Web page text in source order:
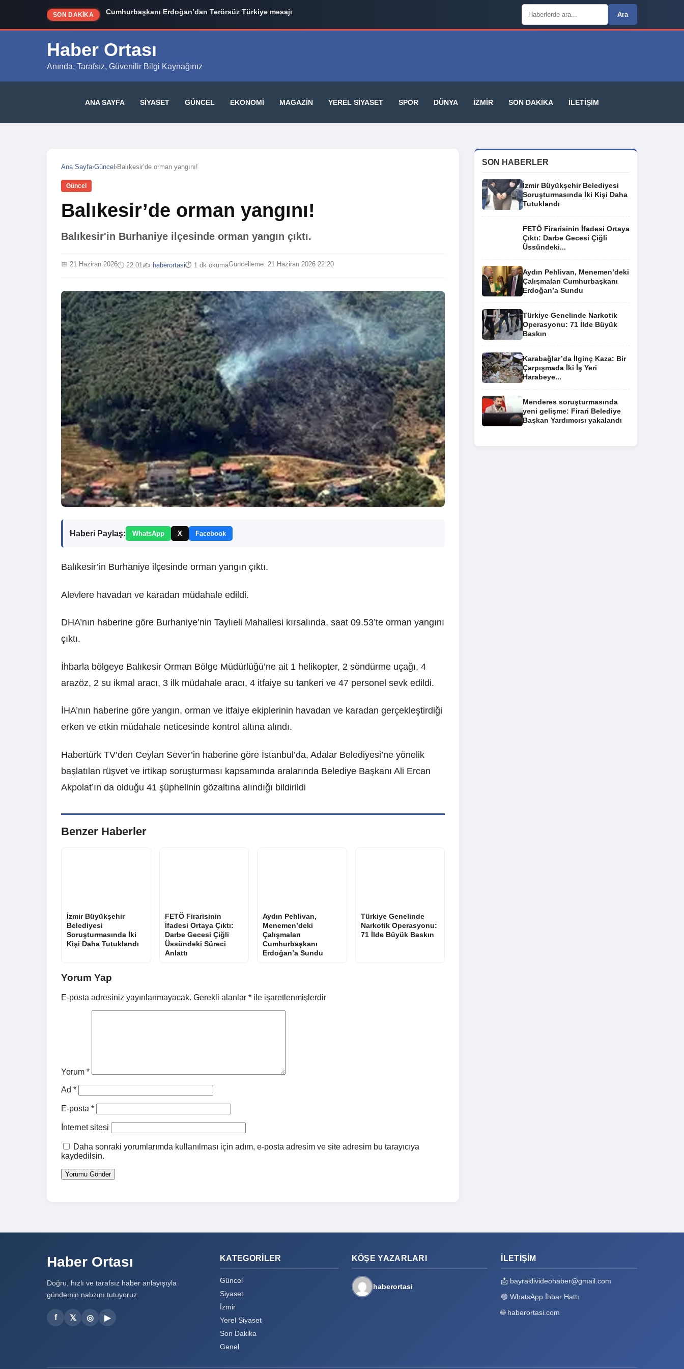
SON DAKİKA Cumhurbaşkanı Erdoğan’dan Terörsüz Türkiye mesajı Arama:
Ara
Haber Ortası
Anında, Tarafsız, Güvenilir Bilgi Kaynağınız
ANA SAYFA SIYASET GÜNCEL EKONOMI MAGAZIN YEREL SIYASET SPOR DÜNYA İZMIR SON DAKIKA İLETIŞIM
Ana Sayfa›Güncel ›Balıkesir’de orman yangını!
Güncel
Balıkesir’de orman yangını!
Balıkesir'in Burhaniye ilçesinde orman yangın çıktı.
📅 21 Haziran 2026🕒 22:01✍️ haberortasi⏱️ 1 dk okumaGüncelleme: 21 Haziran 2026 22:20
Haberi Paylaş: WhatsApp X Facebook
Balıkesir’in Burhaniye ilçesinde orman yangın çıktı.
Alevlere havadan ve karadan müdahale edildi.
DHA’nın haberine göre Burhaniye’nin Taylıeli Mahallesi kırsalında, saat 09.53’te orman yangını
çıktı.
İhbarla bölgeye Balıkesir Orman Bölge Müdürlüğü’ne ait 1 helikopter, 2 söndürme uçağı, 4
arazöz, 2 su ikmal aracı, 3 ilk müdahale aracı, 4 itfaiye su tankeri ve 47 personel sevk edildi.
İHA’nın haberine göre yangın, orman ve itfaiye ekiplerinin havadan ve karadan gerçekleştirdiği
erken ve etkin müdahale neticesinde kontrol altına alındı.
Habertürk TV’den Ceylan Sever’in haberine göre İstanbul’da, Adalar Belediyesi’ne yönelik
başlatılan rüşvet ve irtikap soruşturması kapsamında aralarında Belediye Başkanı Ali Ercan
Akpolat’ın da olduğu 41 şüphelinin gözaltına alındığı bildirildi
Benzer Haberler
İzmir Büyükşehir
Belediyesi
Soruşturmasında İki
Kişi Daha Tutuklandı
FETÖ Firarisinin
İfadesi Ortaya Çıktı:
Darbe Gecesi Çiğli
Üssündeki Süreci
Anlattı
Aydın Pehlivan,
Menemen’deki
Çalışmaları
Cumhurbaşkanı
Erdoğan’a Sundu
Türkiye Genelinde
Narkotik Operasyonu:
71 İlde Büyük Baskın
Yorum Yap
E-posta adresiniz yayınlanmayacak. Gerekli alanlar * ile işaretlenmişlerdir
Yorum *
Ad *
E-posta *
İnternet sitesi
Daha sonraki yorumlarımda kullanılması için adım, e-posta adresim ve site adresim bu tarayıcıya
kaydedilsin.
SON HABERLER
İzmir Büyükşehir Belediyesi
Soruşturmasında İki Kişi Daha
Tutuklandı
FETÖ Firarisinin İfadesi Ortaya
Çıktı: Darbe Gecesi Çiğli
Üssündeki...
Aydın Pehlivan, Menemen’deki
Çalışmaları Cumhurbaşkanı
Erdoğan’a Sundu
Türkiye Genelinde Narkotik
Operasyonu: 71 İlde Büyük
Baskın
Karabağlar’da İlginç Kaza: Bir
Çarpışmada İki İş Yeri
Harabeye...
Menderes soruşturmasında
yeni gelişme: Firari Belediye
Başkan Yardımcısı yakalandı
Haber Ortası
Doğru, hızlı ve tarafsız haber anlayışıyla
gündemin nabzını tutuyoruz.
f 𝕏 ◎ ▶
KATEGORILER
Güncel
Siyaset
İzmir
Yerel Siyaset
Son Dakika
Genel
KÖŞE YAZARLARI
haberortasi
İLETIŞIM
📩 bayraklivideohaber@gmail.com
🟢WhatsApp İhbar Hattı
🌐 haberortasi.com